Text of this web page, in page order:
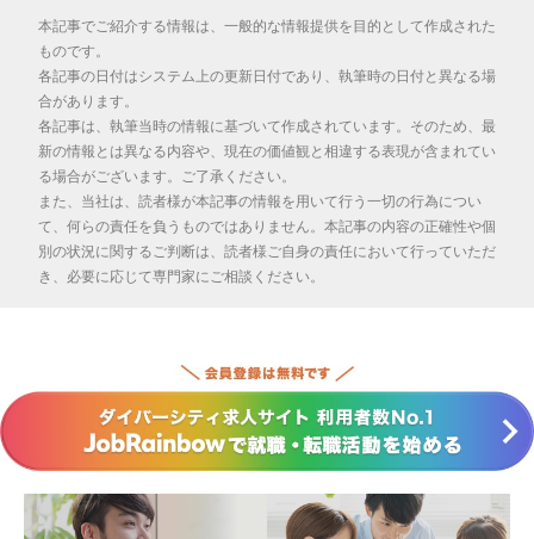
本記事でご紹介する情報は、一般的な情報提供を目的として作成された
ものです。
各記事の日付はシステム上の更新日付であり、執筆時の日付と異なる場
合があります。
各記事は、執筆当時の情報に基づいて作成されています。そのため、最
新の情報とは異なる内容や、現在の価値観と相違する表現が含まれてい
る場合がございます。ご了承ください。
また、当社は、読者様が本記事の情報を用いて行う一切の行為につい
て、何らの責任を負うものではありません。本記事の内容の正確性や個
別の状況に関するご判断は、読者様ご自身の責任において行っていただ
き、必要に応じて専門家にご相談ください。